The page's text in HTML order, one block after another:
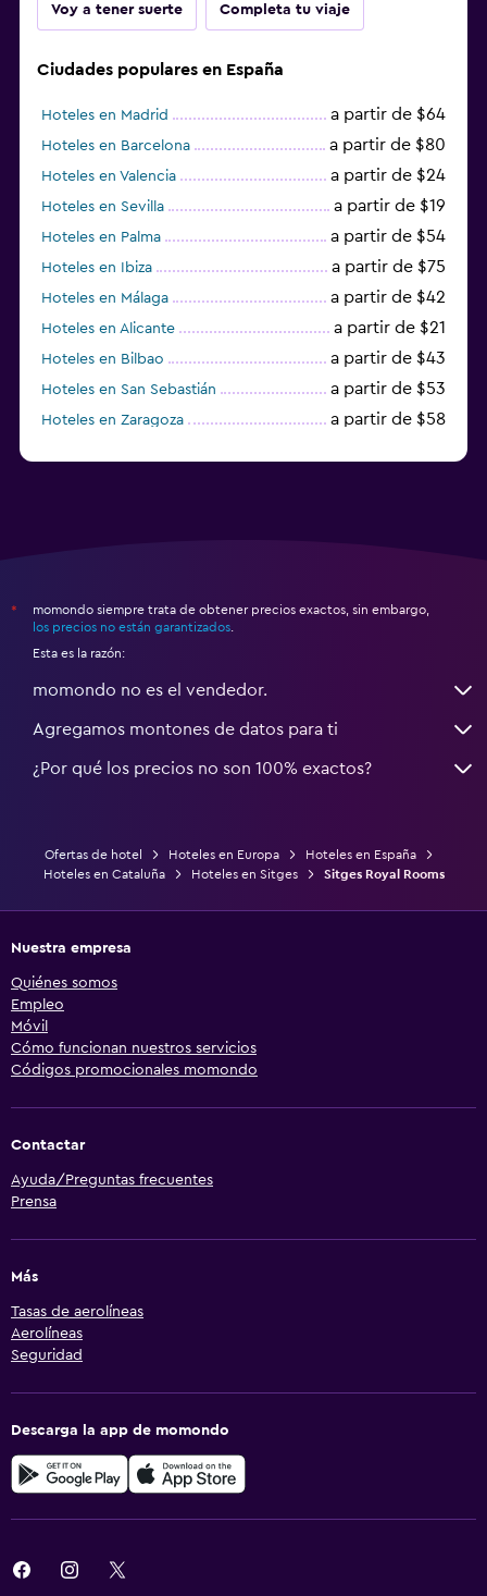
Voy a tener suerte Completa tu viaje
Ciudades populares en España
Hoteles en Madrid a partir de $64
Hoteles en Barcelona a partir de $80
Hoteles en Valencia a partir de $24
Hoteles en Sevilla a partir de $19
Hoteles en Palma a partir de $54
Hoteles en Ibiza a partir de $75
Hoteles en Málaga a partir de $42
Hoteles en Alicante a partir de $21
Hoteles en Bilbao a partir de $43
Hoteles en San Sebastián a partir de $53
Hoteles en Zaragoza a partir de $58
*
momondo siempre trata de obtener precios exactos, sin embargo,
los precios no están garantizados
Esta es la razón:
momondo no es el vendedor.
Agregamos montones de datos para ti
¿Por qué los precios no son 100% exactos?
Ofertas de hotel Hoteles en Europa
Hoteles en España
Hoteles en Cataluña
Hoteles en Sitges Sitges Royal Rooms
Nuestra empresa
Quiénes somos
Empleo
Móvil
Cómo funcionan nuestros servicios
Códigos promocionales momondo
Contactar
Ayuda/Preguntas frecuentes
Prensa
Más
Tasas de aerolíneas
Aerolíneas
Seguridad
Descarga la app de momondo